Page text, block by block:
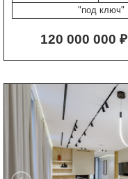
"под ключ"
120 000 000 ₽